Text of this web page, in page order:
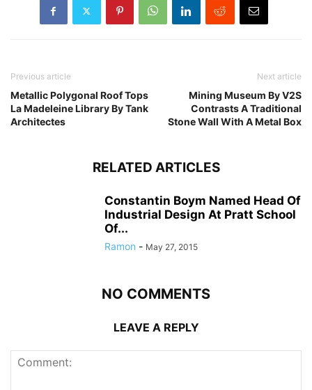
Previous article
Metallic Polygonal Roof Tops
La Madeleine Library By Tank
Architectes
Next article
Mining Museum By V2S
Contrasts A Traditional
Stone Wall With A Metal Box
RELATED ARTICLES
Constantin Boym Named Head Of
Industrial Design At Pratt School
Of...
Ramon - May 27, 2015
NO COMMENTS
LEAVE A REPLY